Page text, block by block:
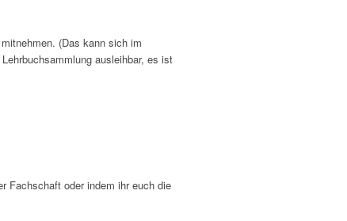
(Das kann sich im
ausleihbar, es ist
Fachschaft oder indem ihr euch die